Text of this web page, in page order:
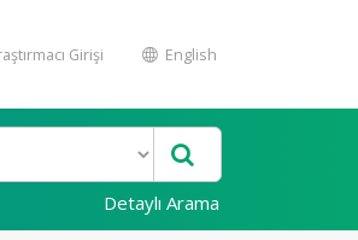
Girişi English
Detaylı Arama